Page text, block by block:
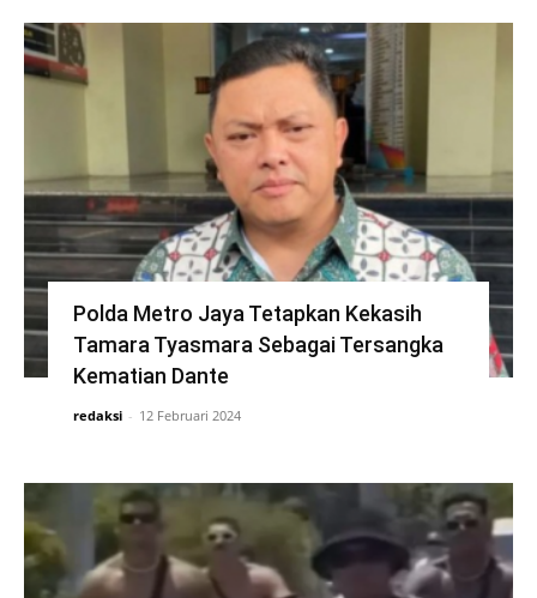
Polda Metro Jaya Tetapkan Kekasih
Tamara Tyasmara Sebagai Tersangka
Kematian Dante
redaksi - 12 Februari 2024